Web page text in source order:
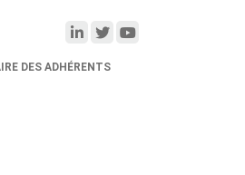
DES ADHÉRENTS